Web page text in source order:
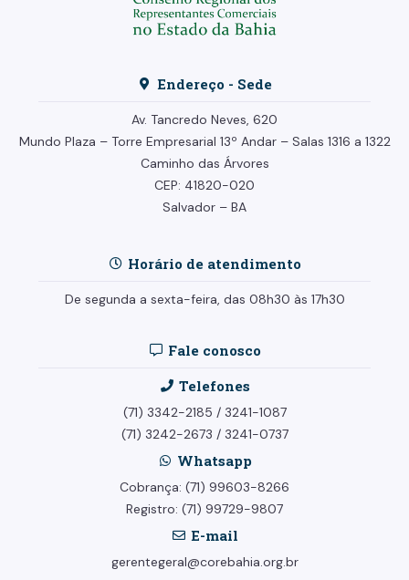
Endereço - Sede
Av. Tancredo Neves, 620
Mundo Plaza – Torre Empresarial 13º Andar – Salas 1316 a 1322
Caminho das Árvores
CEP: 41820-020
Salvador – BA
Horário de atendimento
De segunda a sexta-feira, das 08h30 às 17h30
Fale conosco
Telefones
(71) 3342-2185 / 3241-1087
(71) 3242-2673 / 3241-0737
Whatsapp
Cobrança: (71) 99603-8266
Registro: (71) 99729-9807
E-mail
gerentegeral@corebahia.org.br